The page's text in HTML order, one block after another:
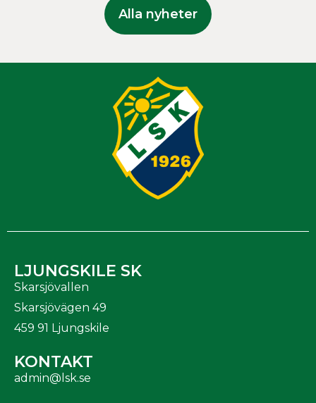
Alla nyheter
LJUNGSKILE SK
Skarsjövallen
Skarsjövägen 49
459 91 Ljungskile
KONTAKT
admin@lsk.se